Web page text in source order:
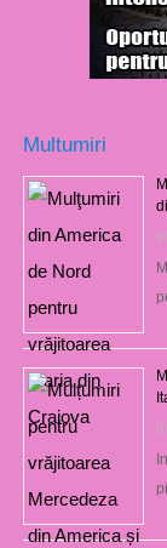
Multumiri